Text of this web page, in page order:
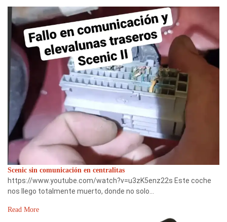
Scenic sin comunicación en centralitas
https://www.youtube.com/watch?v=u3zK5enz22s Este coche
nos llego totalmente muerto, donde no solo…
Read More